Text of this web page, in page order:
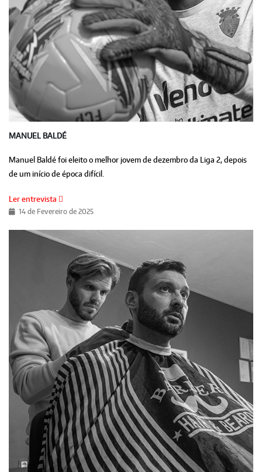
MANUEL BALDÉ
Manuel Baldé foi eleito o melhor jovem de dezembro da Liga 2, depois
de um início de época difícil.
Ler entrevista
14 de Fevereiro de 2025